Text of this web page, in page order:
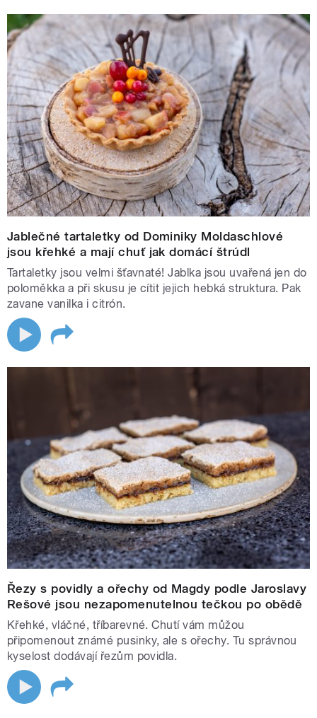
Jablečné tartaletky od Dominiky Moldaschlové
jsou křehké a mají chuť jak domácí štrúdl
Tartaletky jsou velmi šťavnaté! Jablka jsou uvařená jen do
poloměkka a při skusu je cítit jejich hebká struktura. Pak
zavane vanilka i citrón.
Řezy s povidly a ořechy od Magdy podle Jaroslavy
Rešové jsou nezapomenutelnou tečkou po obědě
Křehké, vláčné, tříbarevné. Chutí vám můžou
připomenout známé pusinky, ale s ořechy. Tu správnou
kyselost dodávají řezům povidla.